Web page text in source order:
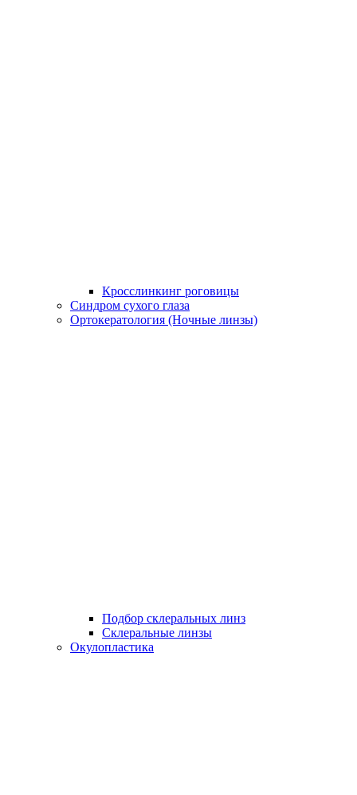
Кросслинкинг роговицы
Синдром сухого глаза
Ортокератология (Ночные линзы)
Подбор склеральных линз
Склеральные линзы
Окулопластика